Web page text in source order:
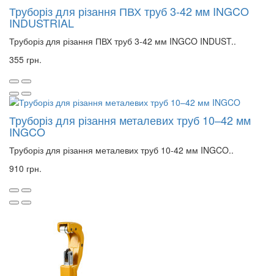
Труборіз для різання ПВХ труб 3-42 мм INGCO
INDUSTRIAL
Труборіз для різання ПВХ труб 3-42 мм INGCO INDUST..
355 грн.
Труборіз для різання металевих труб 10–42 мм
INGCO
Труборіз для різання металевих труб 10-42 мм INGCO..
910 грн.